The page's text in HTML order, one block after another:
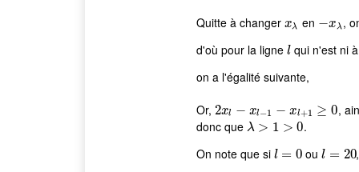
Quitte à changer xλ
xλ en −xλ
−xλ ,
d'où pour la ligne l
lqui n'est ni
on a l'égalité suivante,
Or, 2xl − xl−1 − xl+1 ≥ 0
2xl− xl−1−xl +1≥0
,
donc que λ > 1 > 0
λ>1>0
.
On note que si l = 0
l=0 oul = 20
l=20